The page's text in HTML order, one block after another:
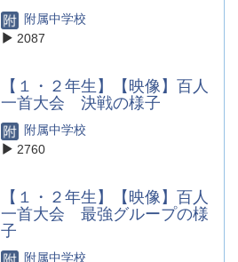
附属中学校
2087
【１・２年生】【映像】百人
一首大会 決戦の様子
附属中学校
2760
【１・２年生】【映像】百人
一首大会 最強グループの様
子
附属中学校